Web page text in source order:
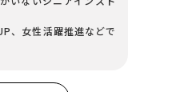
、女性活躍推進などで